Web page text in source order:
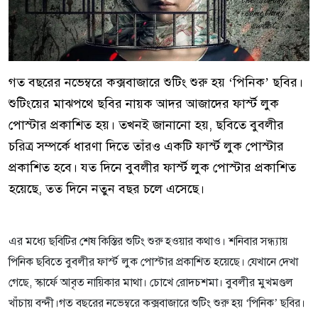
গত বছরের নভেম্বরে কক্সবাজারে শুটিং শুরু হয় ‘পিনিক’ ছবির।
শুটিংয়ের মাঝপথে ছবির নায়ক আদর আজাদের ফার্স্ট লুক
পোস্টার প্রকাশিত হয়। তখনই জানানো হয়, ছবিতে বুবলীর
চরিত্র সম্পর্কে ধারণা দিতে তাঁরও একটি ফার্স্ট লুক পোস্টার
প্রকাশিত হবে। যত দিনে বুবলীর ফার্স্ট লুক পোস্টার প্রকাশিত
হয়েছে, তত দিনে নতুন বছর চলে এসেছে।
এর মধ্যে ছবিটির শেষ কিস্তির শুটিং শুরু হওয়ার কথাও। শনিবার সন্ধ্যায়
পিনিক ছবিতে বুবলীর ফার্স্ট লুক পোস্টার প্রকাশিত হয়েছে। যেখানে দেখা
গেছে, স্কার্ফে আবৃত নায়িকার মাথা। চোখে রোদচশমা। বুবলীর মুখমণ্ডল
খাঁচায় বন্দী।গত বছরের নভেম্বরে কক্সবাজারে শুটিং শুরু হয় ‘পিনিক’ ছবির।